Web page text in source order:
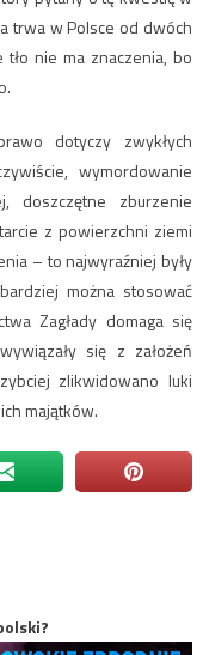
trwa w Polsce od dwóch
nie ma znaczenia, bo
dotyczy zwykłych
wymordowanie
doszczętne zburzenie
z powierzchni ziemi
– to najwyraźniej były
można stosować
Zagłady domaga się
się z założeń
zlikwidowano luki
majątków.